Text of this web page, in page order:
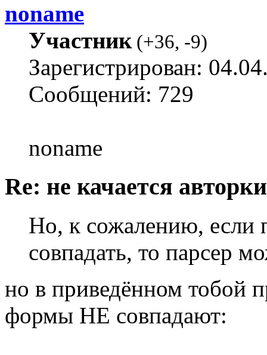
noname
Участник(+36, -9)
Зарегистрирован:
Сообщений: 729
noname
Re: не качается
Но, к сожалению, если
совпадать, то парсер
но в приведённом тобой
формы НЕ совпадают: